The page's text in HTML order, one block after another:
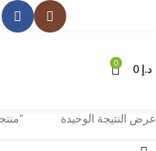
0 د.إ
منتجات تحت الوسم “صابون بالجلوتاثيون” عرض النتيجة الوحيدة